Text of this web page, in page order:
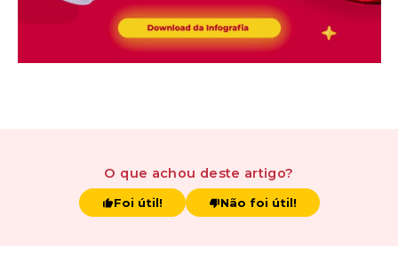
O que achou deste artigo?
Foi útil! Não foi útil!